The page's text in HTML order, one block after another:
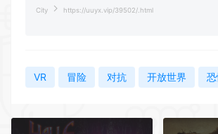
City https://uuyx.vip/39502/.html
VR 冒险 对抗 开放世界